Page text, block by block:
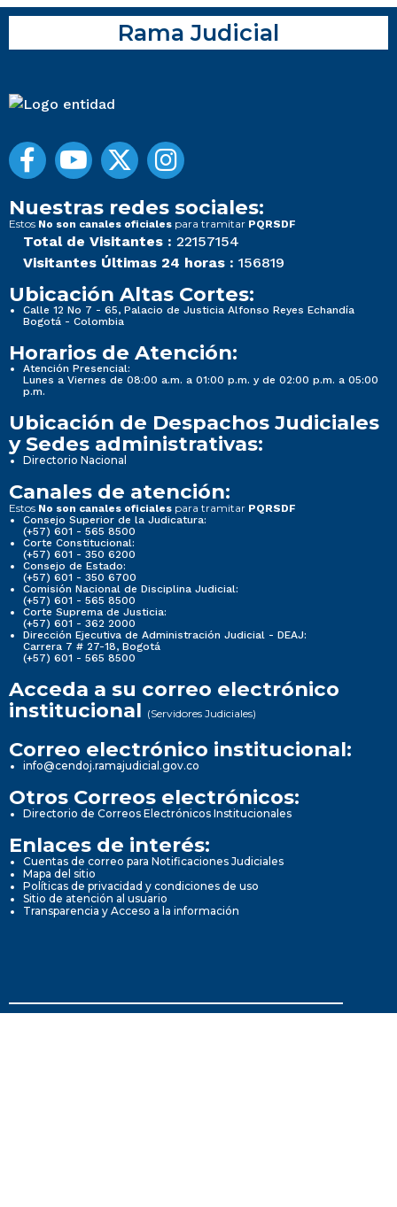
Rama Judicial
Nuestras redes sociales:
Estos No son canales oficiales para tramitar PQRSDF
Total de Visitantes : 22157154
Visitantes Últimas 24 horas : 156819
Ubicación Altas Cortes:
Calle 12 No 7 - 65, Palacio de Justicia Alfonso Reyes Echandía
Bogotá - Colombia
Horarios de Atención:
Atención Presencial:
Lunes a Viernes de 08:00 a.m. a 01:00 p.m. y de 02:00 p.m. a 05:00
p.m.
Ubicación de Despachos Judiciales
y Sedes administrativas:
Directorio Nacional
Canales de atención:
Estos No son canales oficiales para tramitar PQRSDF
Consejo Superior de la Judicatura:
(+57) 601 - 565 8500
Corte Constitucional:
(+57) 601 - 350 6200
Consejo de Estado:
(+57) 601 - 350 6700
Comisión Nacional de Disciplina Judicial:
(+57) 601 - 565 8500
Corte Suprema de Justicia:
(+57) 601 - 362 2000
Dirección Ejecutiva de Administración Judicial - DEAJ:
Carrera 7 # 27-18, Bogotá
(+57) 601 - 565 8500
Acceda a su correo electrónico
institucional (Servidores Judiciales)
Correo electrónico institucional:
info@cendoj.ramajudicial.gov.co
Otros Correos electrónicos:
Directorio de Correos Electrónicos Institucionales
Enlaces de interés:
Cuentas de correo para Notificaciones Judiciales
Mapa del sitio
Políticas de privacidad y condiciones de uso
Sitio de atención al usuario
Transparencia y Acceso a la información